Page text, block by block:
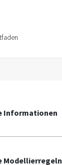
Informationen
Modellierregeln